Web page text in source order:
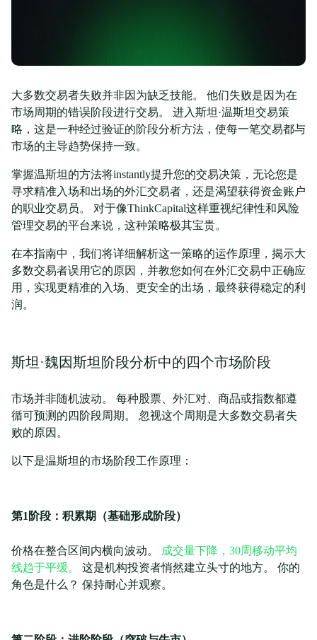
大多数交易者失败并非因为缺乏技能。 他们失败是因为在
市场周期的错误阶段进行交易。 进入斯坦·温斯坦交易策
略，这是一种经过验证的阶段分析方法，使每一笔交易都与
市场的主导趋势保持一致。
掌握温斯坦的方法将instantly提升您的交易决策，无论您是
寻求精准入场和出场的外汇交易者，还是渴望获得资金账户
的职业交易员。 对于像ThinkCapital这样重视纪律性和风险
管理交易的平台来说，这种策略极其宝贵。
在本指南中，我们将详细解析这一策略的运作原理，揭示大
多数交易者误用它的原因，并教您如何在外汇交易中正确应
用，实现更精准的入场、更安全的出场，最终获得稳定的利
润。
斯坦·魏因斯坦阶段分析中的四个市场阶段
市场并非随机波动。 每种股票、外汇对、商品或指数都遵
循可预测的四阶段周期。 忽视这个周期是大多数交易者失
败的原因。
以下是温斯坦的市场阶段工作原理：
第1阶段：积累期（基础形成阶段）
价格在整合区间内横向波动。
成交量下降，30周移动平均
线趋于平缓。
这是机构投资者悄然建立头寸的地方。 你的
角色是什么？ 保持耐心并观察。